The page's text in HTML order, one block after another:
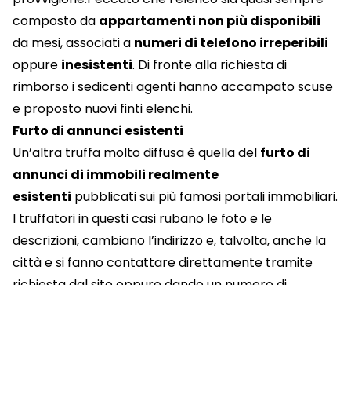
composto da appartamenti non più disponibili
da mesi, associati a numeri di telefono irreperibili
oppure inesistenti. Di fronte alla richiesta di
rimborso i sedicenti agenti hanno accampato scuse
e proposto nuovi finti elenchi.
Furto di annunci esistenti
Un’altra truffa molto diffusa è quella del furto di
annunci di immobili realmente
esistenti pubblicati sui più famosi portali immobiliari.
I truffatori in questi casi rubano le foto e le
descrizioni, cambiano l’indirizzo e, talvolta, anche la
città e si fanno contattare direttamente tramite
richiesta dal sito oppure dando un numero di